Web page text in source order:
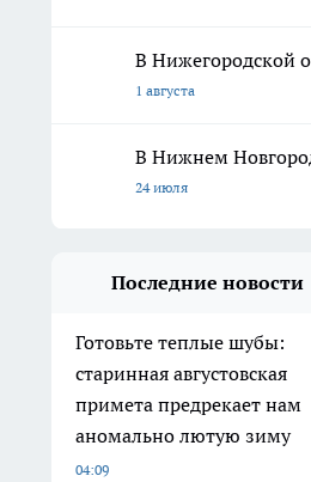
В Нижегородской
1 августа
В Нижнем
24 июля
Последние новости
Готовьте теплые шубы:
старинная августовская
примета предрекает нам
аномально лютую зиму
04:09